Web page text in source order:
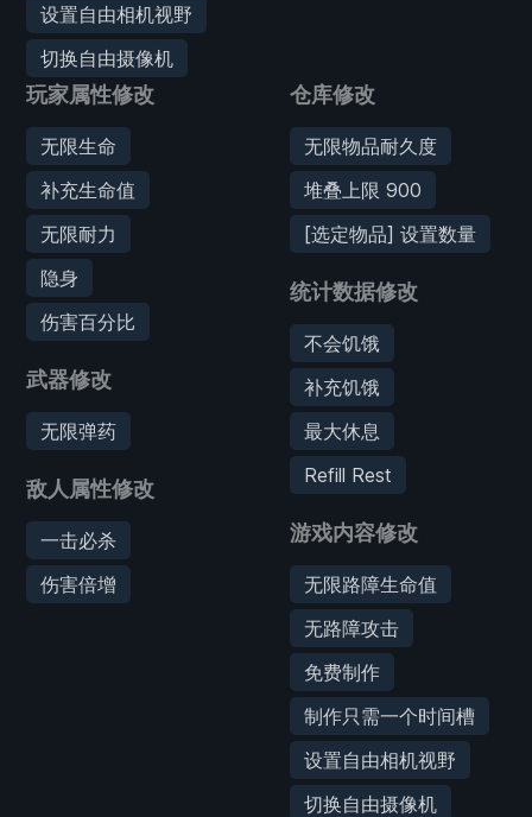
设置自由相机视野
切换自由摄像机
玩家属性修改
无限生命
补充生命值
无限耐力
隐身
伤害百分比
武器修改
无限弹药
敌人属性修改
一击必杀
伤害倍增
仓库修改
无限物品耐久度
堆叠上限 900
[选定物品] 设置数量
统计数据修改
不会饥饿
补充饥饿
最大休息
Refill Rest
游戏内容修改
无限路障生命值
无路障攻击
免费制作
制作只需一个时间槽
设置自由相机视野
切换自由摄像机